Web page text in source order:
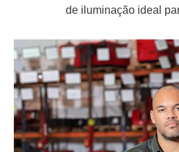
de iluminação ideal